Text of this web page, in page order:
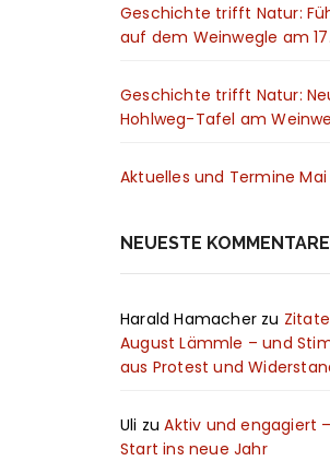
Geschichte trifft Natur:
auf dem Weinwegle am
Geschichte trifft Natur:
Hohlweg-Tafel am
Aktuelles und Termine Mai
NEUESTE KOMMENTARE
Harald Hamacher zu
August Lämmle – und
aus Protest und
Uli zuAktiv und engagiert
Start ins neue Jahr